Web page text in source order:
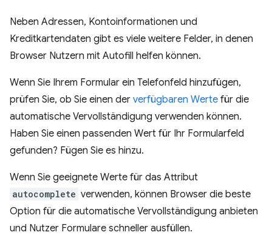
Neben Adressen, Kontoinformationen und
Kreditkartendaten gibt es viele weitere Felder, in denen
Browser Nutzern mit Autofill helfen können.
Wenn Sie Ihrem Formular ein Telefonfeld hinzufügen,
prüfen Sie, ob Sie einen der verfügbaren Werte für die
automatische Vervollständigung verwenden können.
Haben Sie einen passenden Wert für Ihr Formularfeld
gefunden? Fügen Sie es hinzu.
Wenn Sie geeignete Werte für das Attribut
autocomplete verwenden, können Browser die beste
Option für die automatische Vervollständigung anbieten
und Nutzer Formulare schneller ausfüllen.